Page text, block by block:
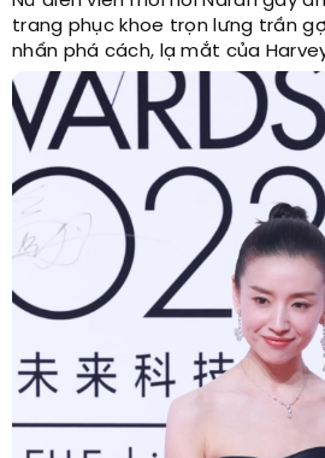
trang phục khoe trọn lưng trần
nhấn phá cách, lạ mắt của